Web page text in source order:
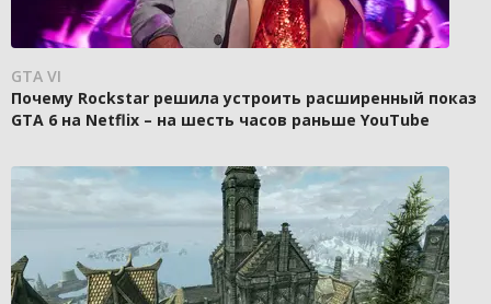
GTA VI
Почему Rockstar решила устроить расширенный показ
GTA 6 на Netflix – на шесть часов раньше YouTube